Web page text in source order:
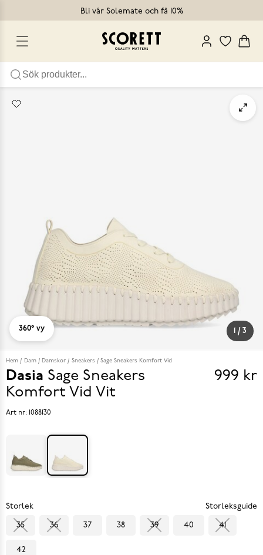
Bli vår Solemate och få 10%
/ 3
360° vy
Hem Dam Damskor Sneakers Sage Sneakers Komfort Vid
Dasia Sage Sneakers
Komfort Vid Vit
Pris
999 kr
Art nr: 1088130
Storlek Storleksguide
35 36 37 38 39 40 41
42